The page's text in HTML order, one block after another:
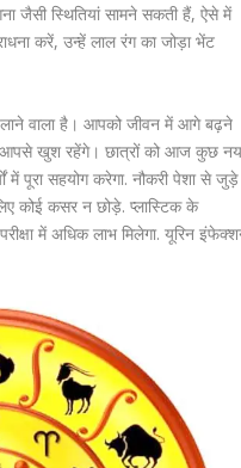
जैसी स्थितियां सामने सकती हैं, ऐसे में
करें, उन्हें लाल रंग का जोड़ा भेंट
वाला है। आपको जीवन में आगे बढ़ने
आपसे खुश रहेंगे। छात्रों को आज कुछ
पूरा सहयोग करेगा. नौकरी पेशा से जुड़े
कोई कसर न छोड़े. प्लास्टिक के
परीक्षा में अधिक लाभ मिलेगा. यूरिन